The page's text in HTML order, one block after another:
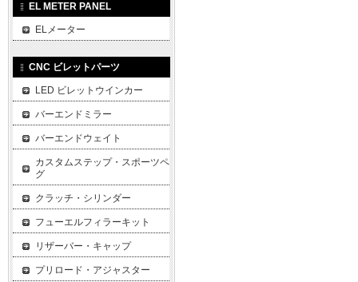
EL METER PANEL
ELメーター
CNC ビレットパーツ
LED ビレットウインカー
バーエンドミラー
バーエンドウェイト
カスタムステップ・スポーツペ
グ
クラッチ・シリンダー
フューエルフィラーキット
リザーバー・キャップ
プリロード・アジャスター